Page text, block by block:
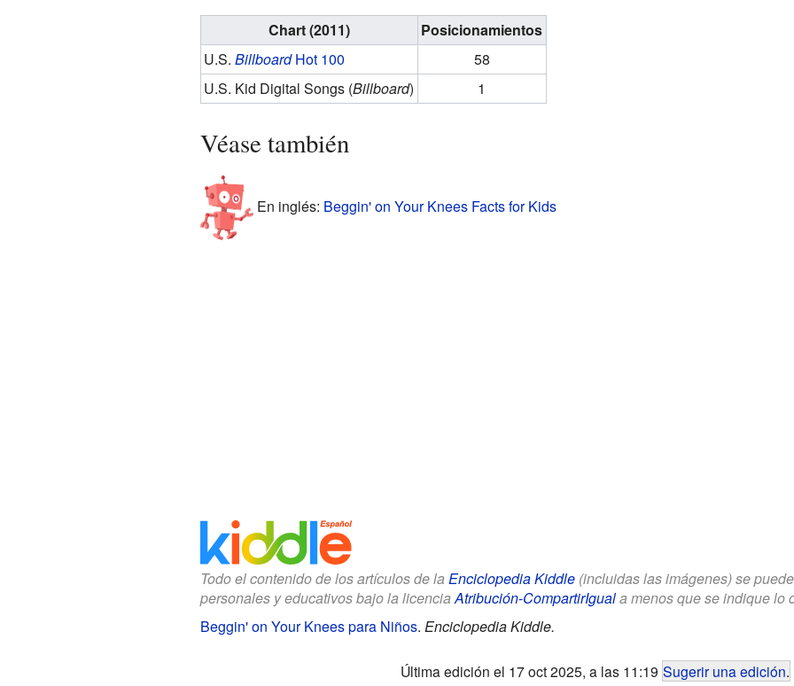
Chart (2011)
Posicionamientos
U.S. BillboardHot 100
58
U.S. Kid Digital Songs (Billboard) 1
Véase también
En inglés: Beggin' on Your Knees Facts for Kids
Todo el contenido de los artículos de la Enciclopedia Kiddle(incluidas las imágenes) se
personales y educativos bajo la licenciaAtribución-CompartirIguala menos que se indique lo
Beggin' on Your Knees para Niños. Enciclopedia Kiddle.
Última edición el 17 oct 2025, a las 11:19 Sugerir una edición.